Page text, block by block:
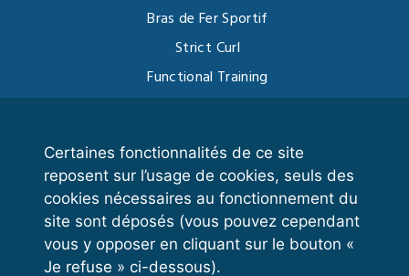
Certaines fonctionnalités de ce site
reposent sur l’usage de cookies, seuls des
cookies nécessaires au fonctionnement du
site sont déposés (vous pouvez cependant
vous y opposer en cliquant sur le bouton «
Je refuse » ci-dessous).
Bras de Fer Sportif
Strict Curl
Functional Training
VOS ESPACES
Espace dirigeant
Espace licencié